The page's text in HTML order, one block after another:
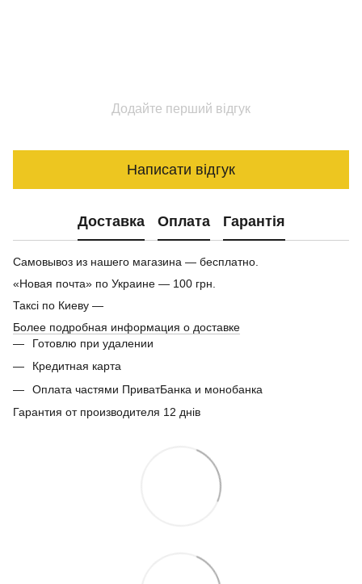
Додайте перший відгук
Написати відгук
Доставка Оплата Гарантія
Самовывоз из нашего магазина — бесплатно.
«Новая почта» по Украине — 100 грн.
Таксі по Киеву —
Более подробная информация о доставке
Готовлю при удалении
Кредитная карта
Оплата частями ПриватБанка и монобанка
Гарантия от производителя 12 днів